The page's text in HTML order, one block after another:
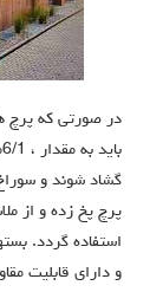
در صورتی که پرچ
گشاد شوند و سوراخ
پرچ پخ زده و از
استفاده گردد.
و داراي قابلیت